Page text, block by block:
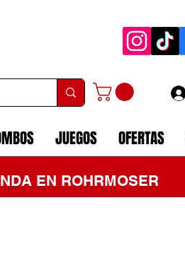
JUEGOS OFERTAS
EN ROHRMOSER